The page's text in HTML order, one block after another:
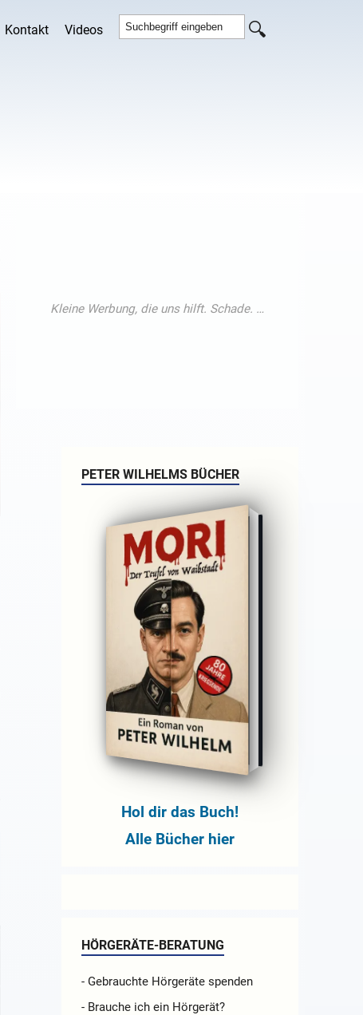
Kontakt Videos
PETER WILHELMS BÜCHER
Hol dir das Buch!
Alle Bücher hier
HÖRGERÄTE-BERATUNG
- Gebrauchte Hörgeräte spenden
- Brauche ich ein Hörgerät?